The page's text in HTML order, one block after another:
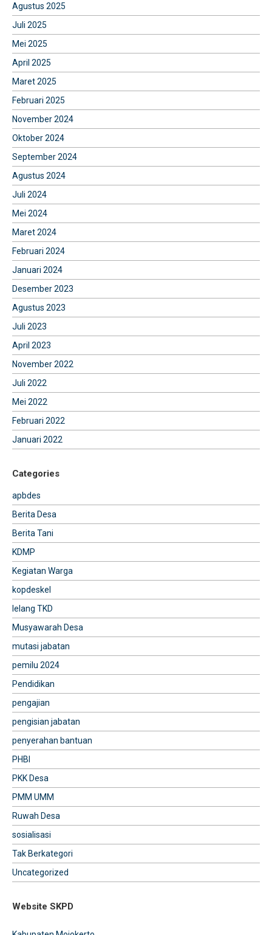
Agustus 2025
Juli 2025
Mei 2025
April 2025
Maret 2025
Februari 2025
November 2024
Oktober 2024
September 2024
Agustus 2024
Juli 2024
Mei 2024
Maret 2024
Februari 2024
Januari 2024
Desember 2023
Agustus 2023
Juli 2023
April 2023
November 2022
Juli 2022
Mei 2022
Februari 2022
Januari 2022
Categories
apbdes
Berita Desa
Berita Tani
KDMP
Kegiatan Warga
kopdeskel
lelang TKD
Musyawarah Desa
mutasi jabatan
pemilu 2024
Pendidikan
pengajian
pengisian jabatan
penyerahan bantuan
PHBI
PKK Desa
PMM UMM
Ruwah Desa
sosialisasi
Tak Berkategori
Uncategorized
Website SKPD